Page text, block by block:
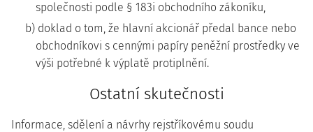
společnosti podle § 183i obchodního zákoníku,
b) doklad o tom, že hlavní akcionář předal bance nebo
obchodníkovi s cennými papíry peněžní prostředky ve
výši potřebné k výplatě protiplnění.
Ostatní skutečnosti
Informace, sdělení a návrhy rejstříkovému soudu